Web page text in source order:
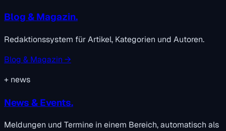
Blog & Magazin.
Redaktionssystem für Artikel, Kategorien und Autoren.
Blog & Magazin →
+ news
News & Events.
Meldungen und Termine in einem Bereich, automatisch als